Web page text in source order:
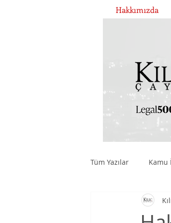
Hakkımızda
Tüm Yazılar Kamu
Şirketler Hukuku